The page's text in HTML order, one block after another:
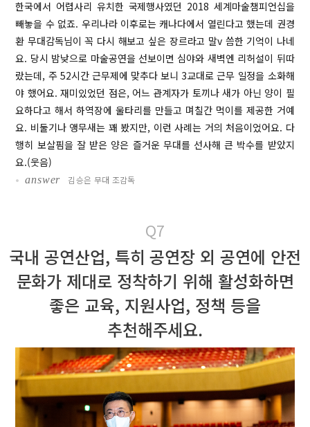
한국에서 어렵사리 유치한 국제행사였던 2018 세계마술챔피언십을
빼놓을 수 없죠. 우리나라 이후로는 캐나다에서 열린다고 했는데 권경
환 무대감독님이 꼭 다시 해보고 싶은 장르라고 말v 씀한 기억이 나네
요. 당시 밤낮으로 마술공연을 선보이면 심야와 새벽엔 리허설이 뒤따
랐는데, 주 52시간 근무제에 맞추다 보니 3교대로 근무 일정을 소화해
야 했어요. 재미있었던 점은, 어느 관계자가 토끼나 새가 아닌 양이 필
요하다고 해서 하역장에 울타리를 만들고 며칠간 먹이를 제공한 거예
요. 비둘기나 앵무새는 꽤 봤지만, 이런 사례는 거의 처음이었어요. 다
행히 보살핌을 잘 받은 양은 즐거운 무대를 선사해 큰 박수를 받았지
요.(웃음)
• answer 김승은 무대 조감독
Q7
국내 공연산업, 특히 공연장 외 공연에 안전
문화가 제대로 정착하기 위해 활성화하면
좋은 교육, 지원사업, 정책 등을
추천해주세요.